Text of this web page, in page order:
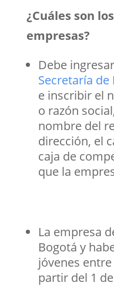
¿Cuáles son
empresas?
Debe
Secretaría
e inscribir el
o razón
nombre del
dirección, el
caja de
que la
La empresa
Bogotá y
jóvenes
partir del 1